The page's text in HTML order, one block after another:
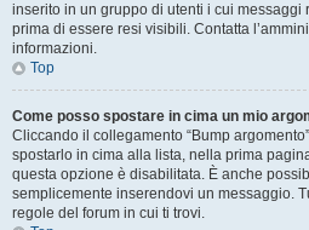
inserito in un gruppo di utenti i cui messaggi
prima di essere resi visibili. Contatta
informazioni.
Top
Come posso spostare in cima un mio
Cliccando il collegamento “Bump
spostarlo in cima alla lista, nella prima
questa opzione è disabilitata. È anche
semplicemente inserendovi un messaggio.
regole del forum in cui ti trovi.